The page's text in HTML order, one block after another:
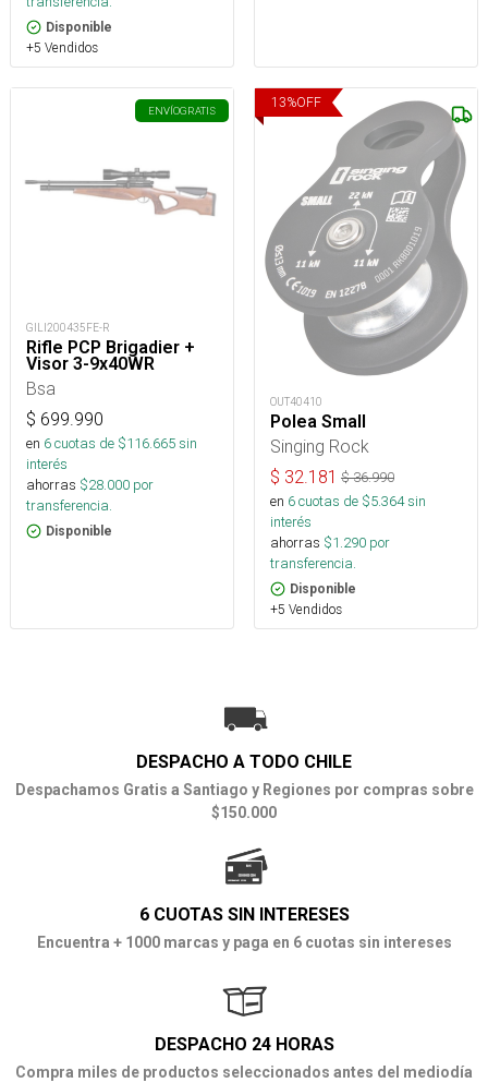
Disponible
+5 Vendidos
ENVÍOGRATIS
GILI200435FE-R
Rifle PCP Brigadier +
Visor 3-9x40WR
Bsa
$ 699.990
en 6cuotas de $116.665sin
interés
ahorras $28.000 por
transferencia.
Disponible
13%OFF
OUT40410
Polea Small
Singing Rock
$ 32.181 $36.990
en 6cuotas de $5.364sin
interés
ahorras $1.290 por
transferencia.
Disponible
+5 Vendidos
DESPACHO A TODO CHILE
Despachamos Gratis a Santiago y Regiones por compras sobre
$150.000
6 CUOTAS SIN INTERESES
Encuentra + 1000 marcas y paga en 6 cuotas sin intereses
DESPACHO 24 HORAS
Compra miles de productos seleccionados antes del mediodía